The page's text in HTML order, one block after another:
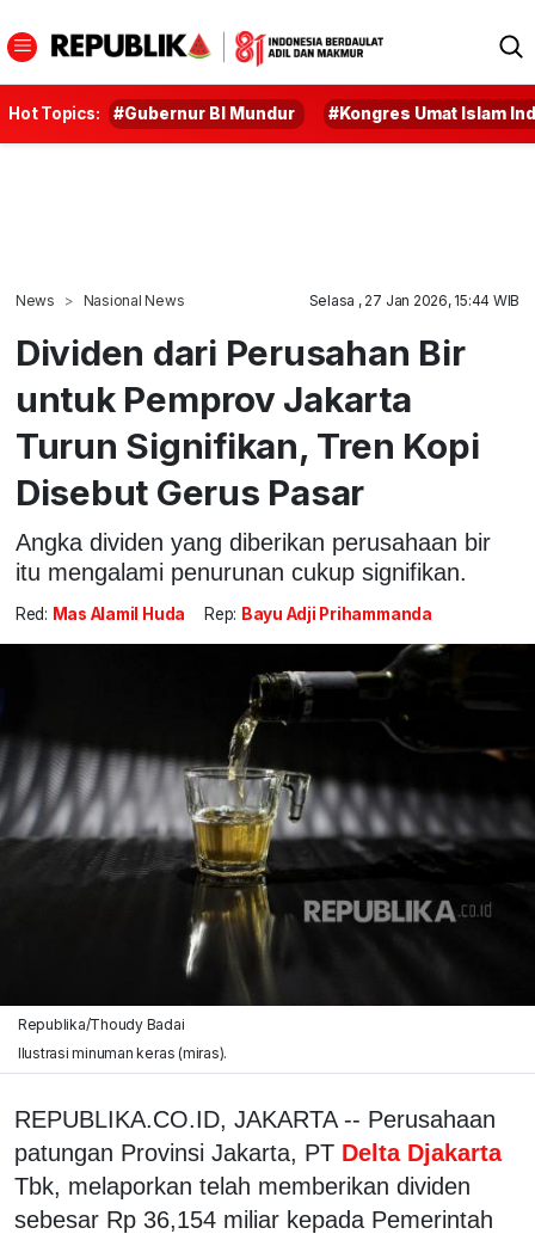
Hot Topics: #Gubernur BI Mundur #Kongres Umat Islam
News Nasional News Selasa , 27 Jan 2026, 15:44 WIB
Dividen dari Perusahan Bir
untuk Pemprov Jakarta
Turun Signifikan, Tren Kopi
Disebut Gerus Pasar
Angka dividen yang diberikan perusahaan bir
itu mengalami penurunan cukup signifikan.
Red: Mas Alamil Huda Rep: Bayu Adji Prihammanda
Republika/Thoudy Badai
Ilustrasi minuman keras (miras).
REPUBLIKA.CO.ID, JAKARTA -- Perusahaan
patungan Provinsi Jakarta, PT Delta Djakarta
Tbk, melaporkan telah memberikan dividen
sebesar Rp 36,154 miliar kepada Pemerintah